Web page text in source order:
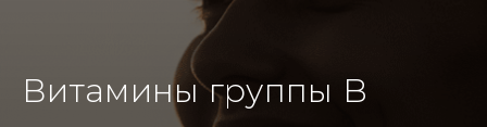
Витамины группы B